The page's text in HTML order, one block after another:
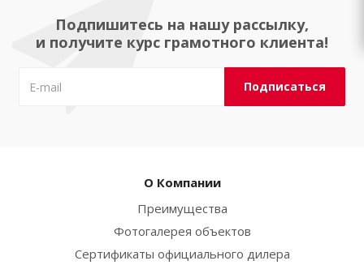
Подпишитесь на нашу рассылку,
и получите курс грамотного клиента!
О Компании
Преимущества
Фотогалерея объектов
Сертификаты официального дилера